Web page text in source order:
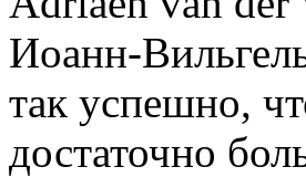
Иоанн-
так успешно,
достаточно